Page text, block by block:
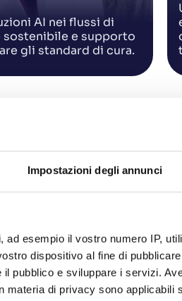
Impostazioni degli annunci
ad esempio il vostro numero IP,
dispositivo al fine di
pubblico e sviluppare i servizi.
di privacy sono applicabili
AI nei flussi di
sostenibile e supporto
gli standard di cura.
La nostra missione